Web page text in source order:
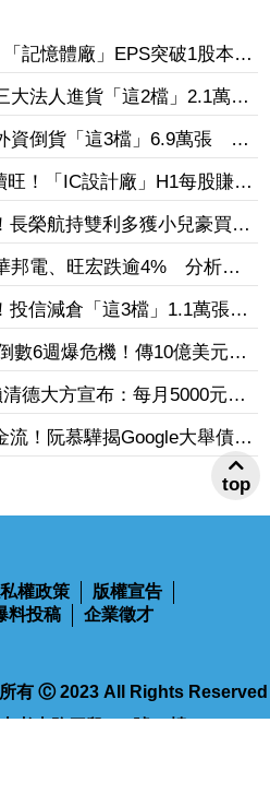
「記憶體廠」EPS突破1股本
作美光獲利迎轉機
大法人進貨「這2檔」2.1萬
進場三商壽
資倒貨「這3檔」6.9萬張 連
元
旺！「IC設計廠」H1每股賺
產能比毛利率更重要
長榮航持雙利多獲小兒豪買逾
」前7月營收狂超去年全年
邦電、旺宏跌逾4% 分析師
布局看技術面
投信減倉「這3檔」1.1萬張
18.96億元
數6週爆危機！傳10億美元晶
」 恐面臨庫存不足
德大方宣布：每月5000元成
面加碼
流！阮慕驊揭Google大舉債衝
權政策
版權宣告
料投稿 企業徵才
有 Ⓒ 2023 All Rights Reserved
top